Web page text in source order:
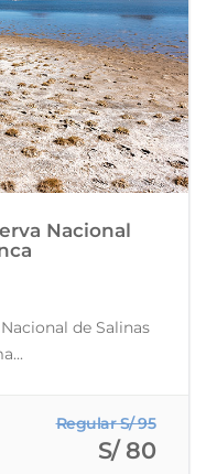
Nacional
de Salinas
Regular S/ 95
S/ 80